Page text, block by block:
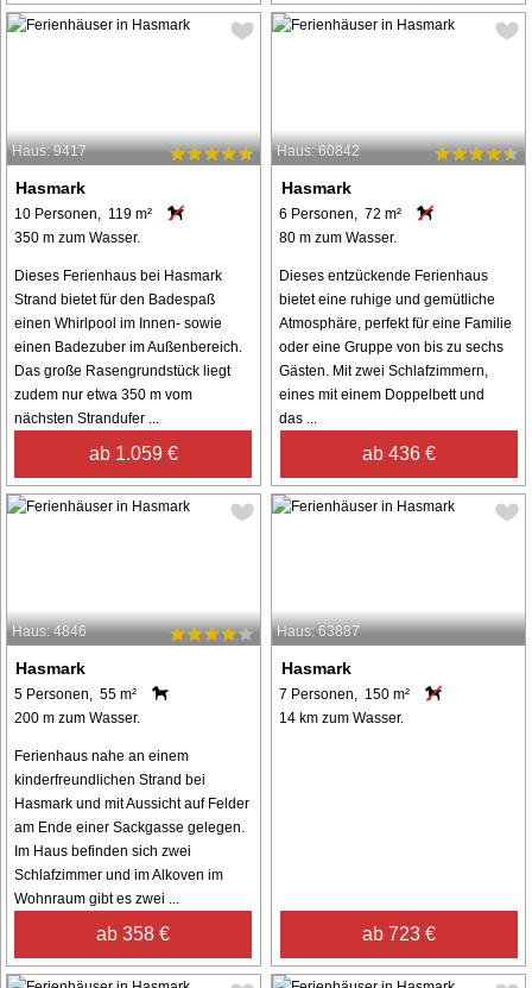
Haus: 9417
Hasmark
10 Personen, 119 m²
350 m zum Wasser.
Dieses Ferienhaus bei Hasmark
Strand bietet für den Badespaß
einen Whirlpool im Innen- sowie
einen Badezuber im Außenbereich.
Das große Rasengrundstück liegt
zudem nur etwa 350 m vom
nächsten Strandufer ...
ab 1.059 €
Haus: 60842
Hasmark
6 Personen, 72 m²
80 m zum Wasser.
Dieses entzückende Ferienhaus
bietet eine ruhige und gemütliche
Atmosphäre, perfekt für eine Familie
oder eine Gruppe von bis zu sechs
Gästen. Mit zwei Schlafzimmern,
eines mit einem Doppelbett und
das ...
ab 436 €
Haus: 4846
Hasmark
5 Personen, 55 m²
200 m zum Wasser.
Ferienhaus nahe an einem
kinderfreundlichen Strand bei
Hasmark und mit Aussicht auf Felder
am Ende einer Sackgasse gelegen.
Im Haus befinden sich zwei
Schlafzimmer und im Alkoven im
Wohnraum gibt es zwei ...
ab 358 €
Haus: 63887
Hasmark
7 Personen, 150 m²
14 km zum Wasser.
ab 723 €